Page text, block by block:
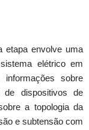
etapa envolve uma
elétrico em
sobre
de dispositivos de
a topologia da
e subtensão com